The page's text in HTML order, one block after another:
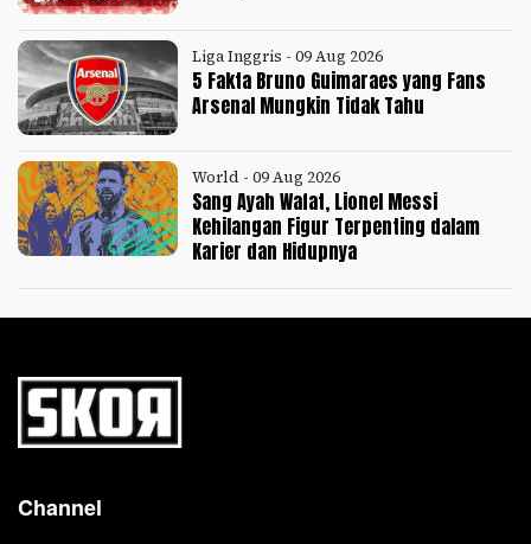
Liga Inggris - 09 Aug 2026
5 Fakta Bruno Guimaraes yang Fans
Arsenal Mungkin Tidak Tahu
World - 09 Aug 2026
Sang Ayah Wafat, Lionel Messi
Kehilangan Figur Terpenting dalam
Karier dan Hidupnya
Channel